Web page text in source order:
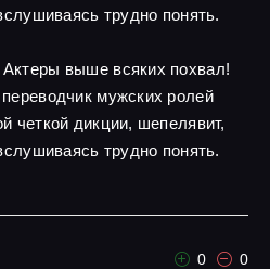
трудно понять.
выше всяких похвал!
мужских ролей
четкой дикции, шепелявит,
трудно понять.
0 0